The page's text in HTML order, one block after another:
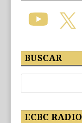
BUSCAR
ECBC RADIO